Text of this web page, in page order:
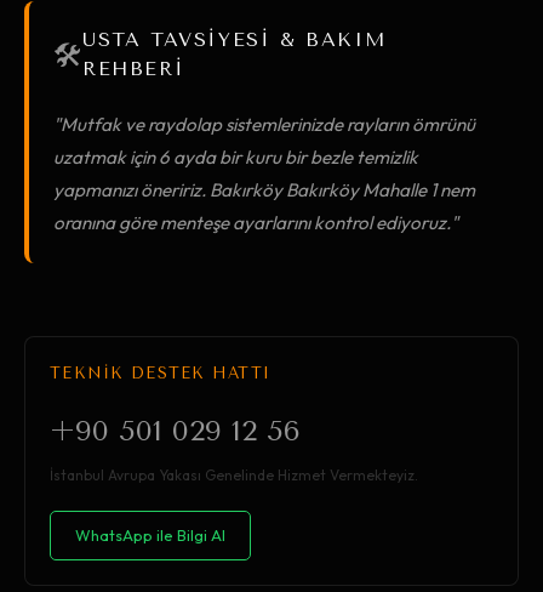
🛠️USTA TAVSİYESİ & BAKIM
REHBERİ
"Mutfak ve raydolap sistemlerinizde rayların ömrünü
uzatmak için 6 ayda bir kuru bir bezle temizlik
yapmanızı öneririz. Bakırköy Bakırköy Mahalle 1 nem
oranına göre menteşe ayarlarını kontrol ediyoruz."
TEKNİK DESTEK HATTI
+90 501 029 12 56
İstanbul Avrupa Yakası Genelinde Hizmet Vermekteyiz.
WhatsApp ile Bilgi Al